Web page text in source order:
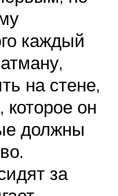
каждый
на стене,
которое он
должны
за